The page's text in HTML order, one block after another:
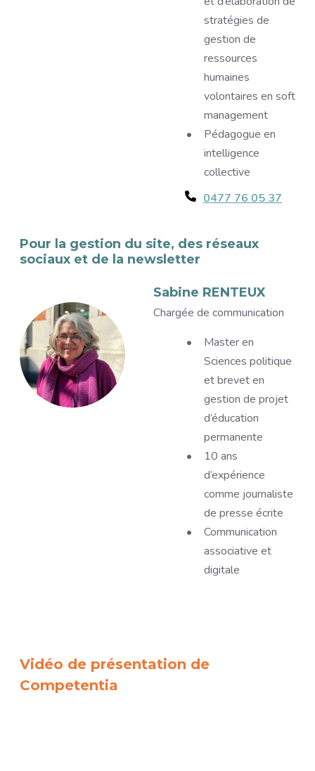
stratégies de
gestion de
ressources
humaines
volontaires en soft
management
Pédagogue en
intelligence
collective
Téléphone0477 76 05 37
Pour la gestion du site, des réseaux
sociaux et de la newsletter
Sabine RENTEUX
Titre
Chargée de communication
DescriptionMaster en
Sciences politique
et brevet en
gestion de projet
d’éducation
permanente
10 ans
d’expérience
comme journaliste
de presse écrite
Communication
associative et
digitale
Vidéo de présentation de
Competentia